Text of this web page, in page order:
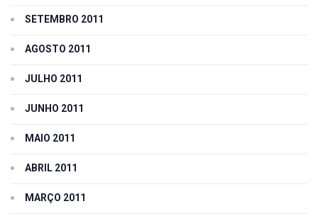
SETEMBRO 2011
AGOSTO 2011
JULHO 2011
JUNHO 2011
MAIO 2011
ABRIL 2011
MARÇO 2011